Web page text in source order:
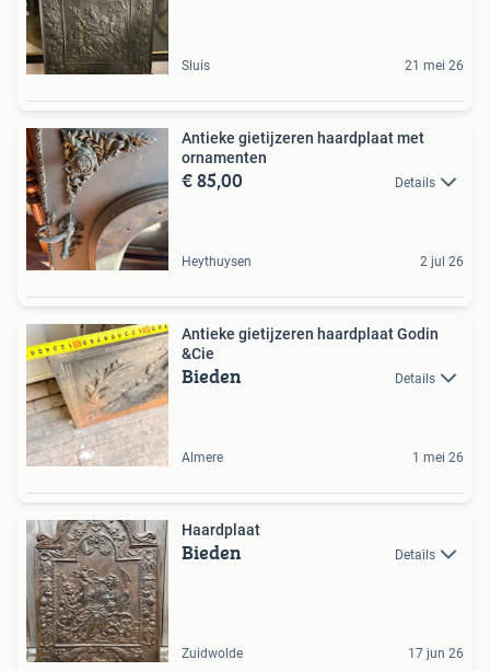
Sluis 21 mei 26
Antieke gietijzeren haardplaat met
ornamenten
€ 85,00 Details
Heythuysen 2 jul 26
Antieke gietijzeren haardplaat Godin
&Cie
Bieden Details
Almere 1 mei 26
Haardplaat
Bieden Details
Zuidwolde 17 jun 26